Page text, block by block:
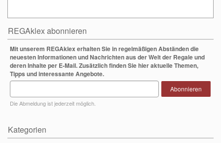
REGAklex abonnieren
Mit unserem REGAklex erhalten Sie in regelmäßigen Abständen die
neuesten Informationen und Nachrichten aus der Welt der Regale und
deren Inhalte per E-Mail. Zusätzlich finden Sie hier aktuelle Themen,
Tipps und interessante Angebote.
Die Abmeldung ist jederzeit möglich.
Abonnieren
Kategorien